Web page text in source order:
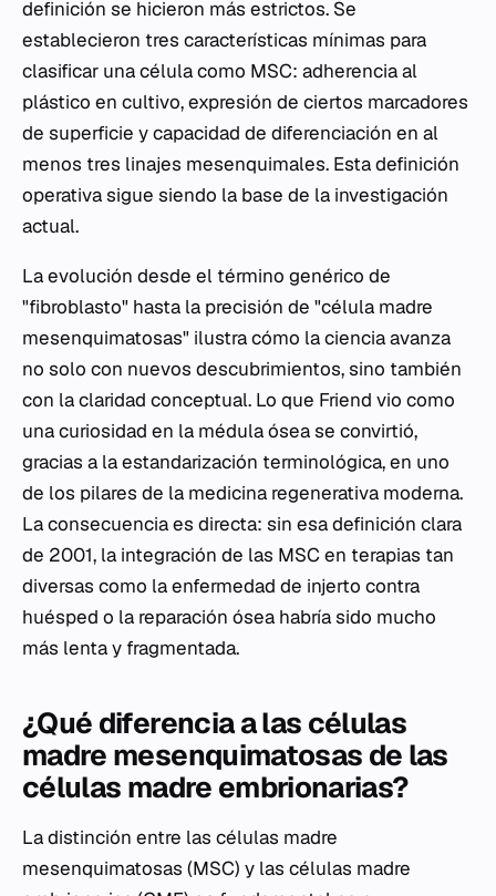
definición se hicieron más estrictos. Se
establecieron tres características mínimas para
clasificar una célula como MSC: adherencia al
plástico en cultivo, expresión de ciertos marcadores
de superficie y capacidad de diferenciación en al
menos tres linajes mesenquimales. Esta definición
operativa sigue siendo la base de la investigación
actual.
La evolución desde el término genérico de
"fibroblasto" hasta la precisión de "célula madre
mesenquimatosas" ilustra cómo la ciencia avanza
no solo con nuevos descubrimientos, sino también
con la claridad conceptual. Lo que Friend vio como
una curiosidad en la médula ósea se convirtió,
gracias a la estandarización terminológica, en uno
de los pilares de la medicina regenerativa moderna.
La consecuencia es directa: sin esa definición clara
de 2001, la integración de las MSC en terapias tan
diversas como la enfermedad de injerto contra
huésped o la reparación ósea habría sido mucho
más lenta y fragmentada.
¿Qué diferencia a las células
madre mesenquimatosas de las
células madre embrionarias?
La distinción entre las células madre
mesenquimatosas (MSC) y las células madre